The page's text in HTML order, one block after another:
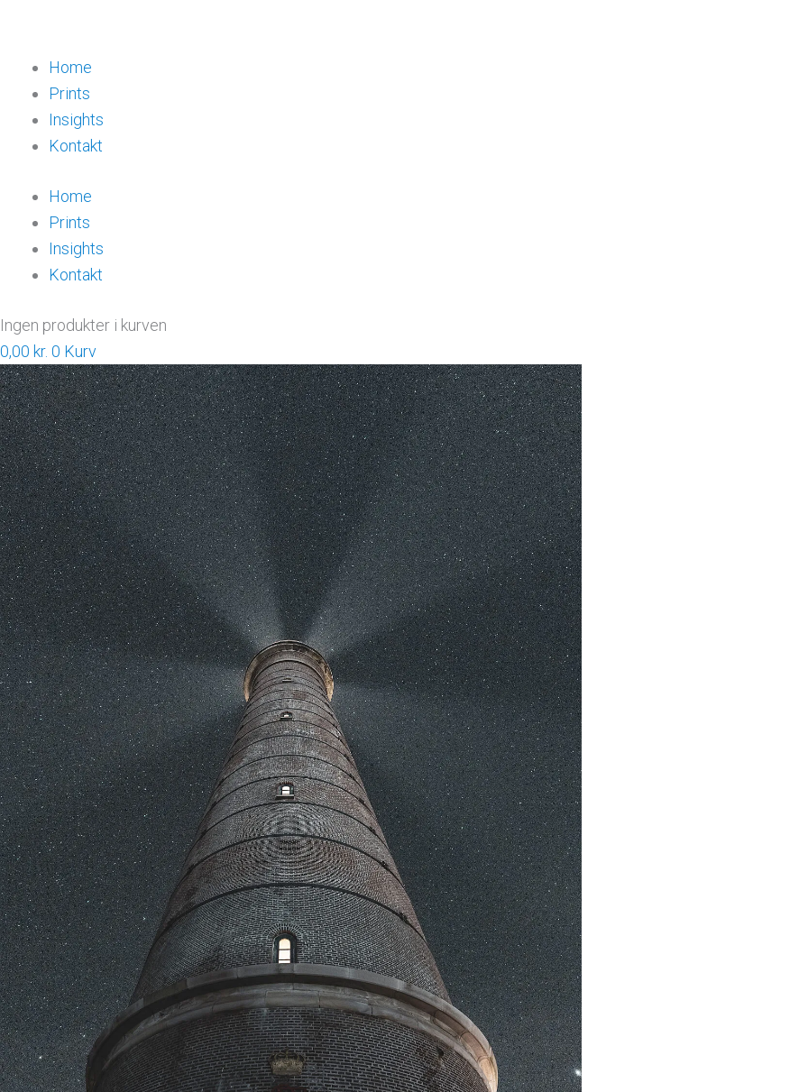
Home
Prints
Insights
Kontakt
Home
Prints
Insights
Kontakt
Ingen produkter i kurven
0,00 kr. 0 Kurv